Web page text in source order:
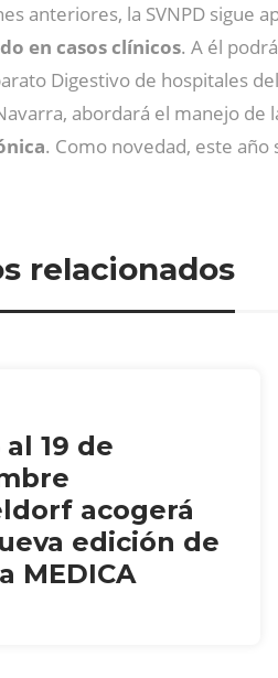
anteriores, la SVNPD sigue
en casos clínicos. A él
Digestivo de hospitales
abordará el manejo de
. Como novedad, este
relacionados
al 19 de
acogerá
edición de
MEDICA